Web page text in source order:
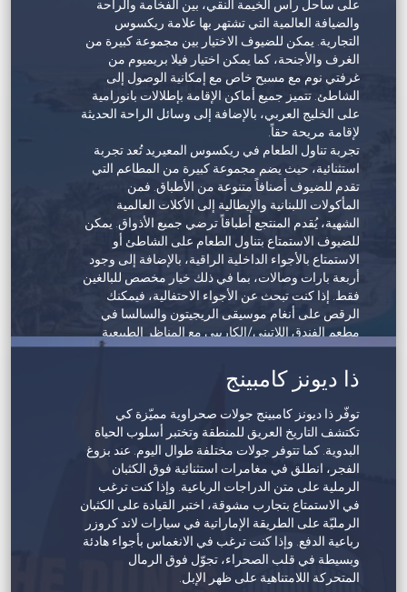
الغرف والأجنحة
245 غرفة من الغرف الكلاسيكية بسرير كينج إلى
الغرف المزدوجة الفاخرة
45 جناحاً، من جناح برستيج المكون من غرفة نوم
واحدة إلى جناح بإطلالة على الشاطئ مكون من غرفتي
نوم بحمام سباحة خاص
جناحان رئيسيان
المنتجع الصحي والسبا
يشمل تعاون منتجع سوفيتل مع كلارنس 4 غرف
علاجية
يتميز مركز سوفيتل فيتنس بمعدات حديثة
4 حمامات سباحة بإطلالة على الشاطئ
على ساحل رأس الخيمة النقي، بين الفخامة والراحة
والضيافة العالمية التي تشتهر بها علامة ريكسوس
التجارية. يمكن للضيوف الاختيار بين مجموعة كبيرة من
الغرف والأجنحة، كما يمكن اختيار فيلا بريميوم من
غرفتي نوم مع مسبح خاص مع إمكانية الوصول إلى
الشاطئ. تتميز جميع أماكن الإقامة بإطلالات بانورامية
على الخليج العربي، بالإضافة إلى وسائل الراحة الحديثة
لإقامة مريحة حقاً.
تجربة تناول الطعام في ريكسوس المعيريد تُعد تجربة
استثنائية، حيث يضم مجموعة كبيرة من المطاعم التي
تقدم للضيوف أصنافاً متنوعة من الأطباق. فمن
المأكولات اللبنانية والإيطالية إلى الأكلات العالمية
الشهية، يُقدم المنتجع أطباقاً ترضي جميع الأذواق. يمكن
للضيوف الاستمتاع بتناول الطعام على الشاطئ أو
الاستمتاع بالأجواء الداخلية الراقية، بالإضافة إلى وجود
أربعة بارات وصالات، بما في ذلك خيار مخصص للبالغين
فقط. إذا كنت تبحث عن الأجواء الاحتفالية، فيمكنك
الرقص على أنغام موسيقى الريجيتون والسالسا في
مطعم الفندق اللاتيني/الكاريبي مع المناظر الطبيعية
الخلابة لمضيق هرمز كخلفية لك.
عندما ترغب في الاسترخاء، ستجد في المنتجع الصحي
ما تبحث عنه، حيث يعد ملاذاً هادئاً مع مجموعة متنوعة
من العلاجات المعروضة، بينما توفر حمامات السباحة
المتعددة وجهة للتجديد. وعلى الشاطئ الخاص بالمنتجع،
يمكن للضيوف الاستحمام في الشمس أو الانطلاق في
مغامرة الرياضات المائية.
سيحظى الأطفال بأوقات ممتعة للغاية في نادي ريكسي
للأطفال، حيث تتوفر مجموعة من الأنشطة الترفيهية
والتعليمية. كما تتوفر أنشطة ترفيهية مسائية تناسب
الجميع، من العروض الحية إلى الأحداث المستوحاة من
طابع خاص، لذا لن تشعر بالملل أبداً في ريكسوس
المعيريد.
ذا ديونز كامبينج
توفّر ذا ديونز كامبينج جولات صحراوية مميّزة كي
تكتشف التاريخ العريق للمنطقة وتختبر أسلوب الحياة
البدوية. كما تتوفر جولات مختلفة طوال اليوم. عند بزوغ
الفجر، انطلق في مغامرات استثنائية فوق الكثبان
الرملية على متن الدراجات الرباعية. وإذا كنت ترغب
في الاستمتاع بتجارب مشوقة، اختبر القيادة على الكثبان
الرمليّة على الطريقة الإماراتية في سيارات لاند كروزر
رباعية الدفع. وإذا كنت ترغب في الانغماس بأجواء هادئة
وبسيطة في قلب الصحراء، تجوّل فوق الرمال
المتحركة اللامتناهية على ظهر الإبل.